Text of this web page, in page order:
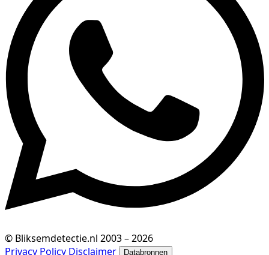
© Bliksemdetectie.nl 2003 – 2026
Privacy Policy Disclaimer Databronnen